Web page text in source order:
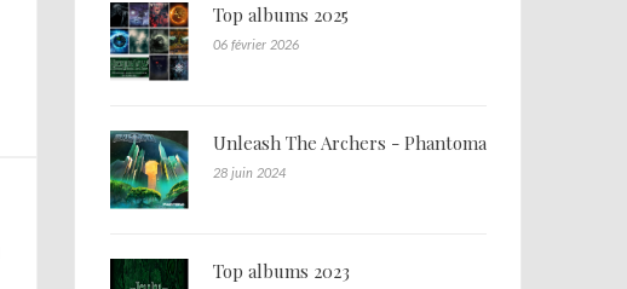
Top albums 2025
06 février 2026
Unleash The Archers - Phantoma
28 juin 2024
Top albums 2023